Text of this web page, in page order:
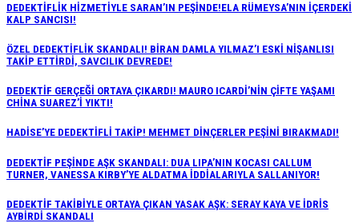
DEDEKTİFLİK HİZMETİYLE SARAN’IN PEŞİNDE!ELA RÜMEYSA’NIN İÇERDEKİ
KALP SANCISI!
ÖZEL DEDEKTİFLİK SKANDALI! BİRAN DAMLA YILMAZ’I ESKİ NİŞANLISI
TAKİP ETTİRDİ, SAVCILIK DEVREDE!
DEDEKTİF GERÇEĞİ ORTAYA ÇIKARDI! MAURO ICARDİ’NİN ÇİFTE YAŞAMI
CHİNA SUAREZ’İ YIKTI!
HADİSE’YE DEDEKTİFLİ TAKİP! MEHMET DİNÇERLER PEŞİNİ BIRAKMADI!
DEDEKTİF PEŞİNDE AŞK SKANDALI: DUA LIPA’NIN KOCASI CALLUM
TURNER, VANESSA KIRBY’YE ALDATMA İDDİALARIYLA SALLANIYOR!
DEDEKTİF TAKİBİYLE ORTAYA ÇIKAN YASAK AŞK: SERAY KAYA VE İDRİS
AYBİRDİ SKANDALI